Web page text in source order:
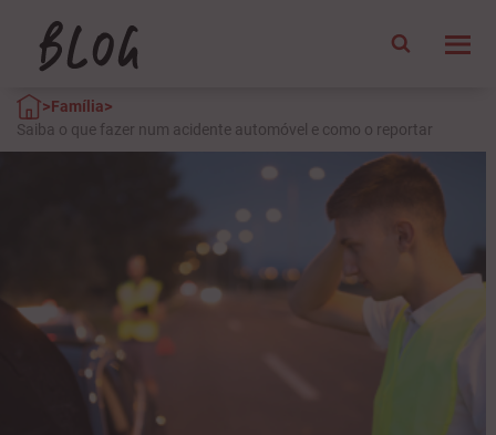
>Família>
Saiba o que fazer num acidente automóvel e como o reportar